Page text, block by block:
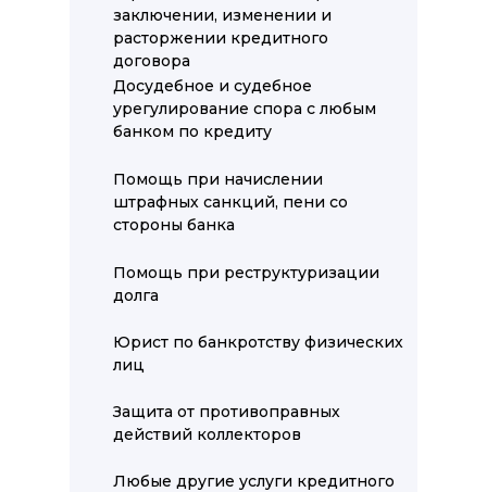
Досудебное и судебное
урегулирование спора с любым
банком по кредиту
Помощь при реструктуризации
долга
Защита от противоправных
действий коллекторов
заключении, изменении и
расторжении кредитного
договора
Помощь при начислении
штрафных санкций, пени со
стороны банка
Юрист по банкротству физических
лиц
Любые другие услуги кредитного